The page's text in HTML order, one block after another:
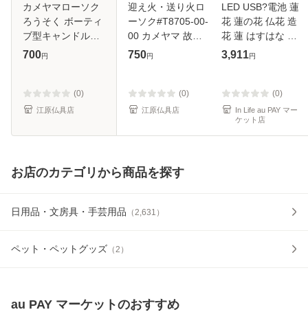
カメヤマローソク
ろうそく ボーティ
ブ型キャンドル用
ガラスポット フル
700円
(0)
江原仏具店
迎え火・送り火ロ
ーソク#T8705-00-
00 カメヤマ 故人
の好物シリーズ ロ
750円
(0)
江原仏具店
LED USB?電池 蓮
花 蓮の花 仏花 造
花 蓮 はすはな ロ
ータス 7 色変化 2
法事 法要 お盆 命
日 霊前灯
3,911円
(0)
In Life au PAY マー
ケット店
お店のカテゴリから商品を探す
日用品・文房具・手芸用品 （2,631 ）
ペット・ペットグッズ （2 ）
au PAY マーケットのおすすめ